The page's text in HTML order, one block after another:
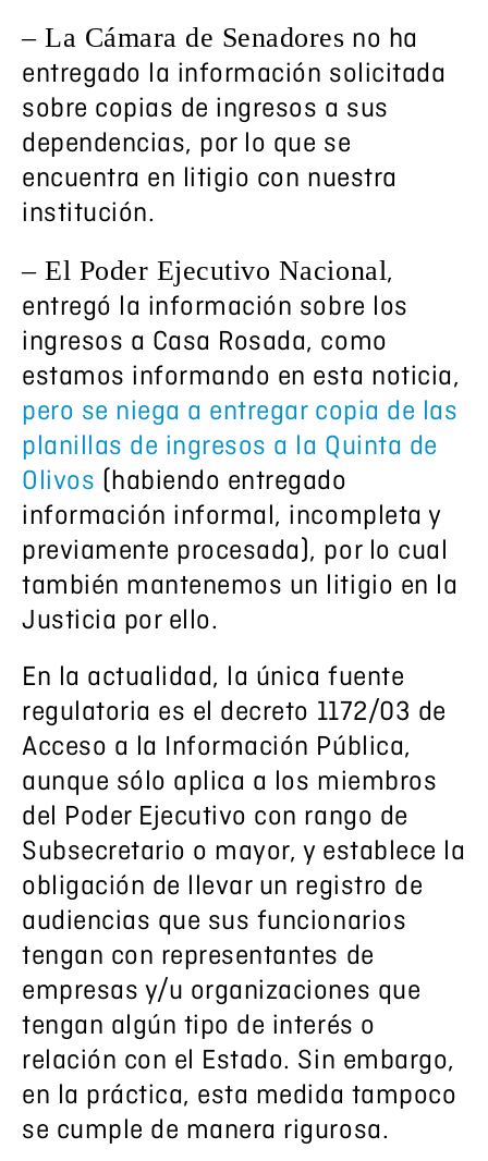
– La Cámara de Senadores no ha
entregado la información solicitada
sobre copias de ingresos a sus
dependencias, por lo que se
encuentra en litigio con nuestra
institución.
– El Poder Ejecutivo Nacional,
entregó la información sobre los
ingresos a Casa Rosada, como
estamos informando en esta noticia,
pero se niega a entregar copia de las
planillas de ingresos a la Quinta de
Olivos (habiendo entregado
información informal, incompleta y
previamente procesada), por lo cual
también mantenemos un litigio en la
Justicia por ello.
En la actualidad, la única fuente
regulatoria es el decreto 1172/03 de
Acceso a la Información Pública,
aunque sólo aplica a los miembros
del Poder Ejecutivo con rango de
Subsecretario o mayor, y establece la
obligación de llevar un registro de
audiencias que sus funcionarios
tengan con representantes de
empresas y/u organizaciones que
tengan algún tipo de interés o
relación con el Estado. Sin embargo,
en la práctica, esta medida tampoco
se cumple de manera rigurosa.